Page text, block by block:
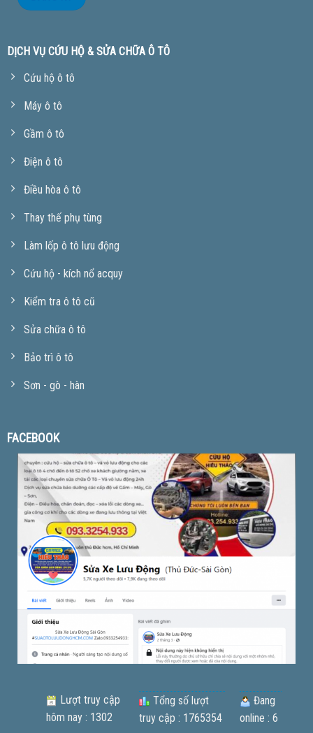
DỊCH VỤ CỨU HỘ & SỬA CHỮA Ô TÔ
Cứu hộ ô tô
Máy ô tô
Gầm ô tô
Điện ô tô
Điều hòa ô tô
Thay thế phụ tùng
Làm lốp ô tô lưu động
Cứu hộ - kích nổ acquy
Kiểm tra ô tô cũ
Sửa chữa ô tô
Bảo trì ô tô
Sơn - gò - hàn
FACEBOOK
Lượt truy cập
hôm nay : 1302
Tổng số lượt
truy cập : 1765354
Đang
online : 6